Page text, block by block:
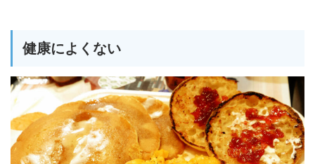
健康によくない